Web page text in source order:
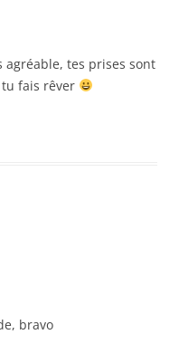
agréable, tes prises sont
fais rêver
bravo